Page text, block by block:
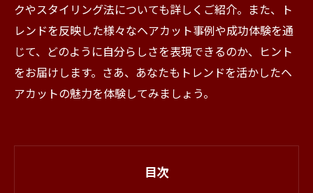
クやスタイリング法についても詳しくご紹介。また、ト
レンドを反映した様々なヘアカット事例や成功体験を通
じて、どのように自分らしさを表現できるのか、ヒント
をお届けします。さあ、あなたもトレンドを活かしたヘ
アカットの魅力を体験してみましょう。
目次